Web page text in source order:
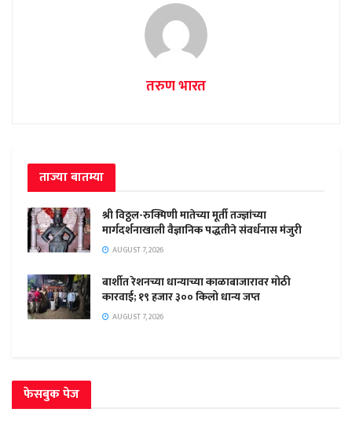
तरुण भारत
ताज्या बातम्या
श्री विठ्ठल-रुक्मिणी मातेच्या मूर्ती तज्ज्ञांच्या
मार्गदर्शनाखाली वैज्ञानिक पद्धतीने संवर्धनास मंजुरी
AUGUST 7, 2026
बार्शीत रेशनच्या धान्याच्या काळाबाजारावर मोठी
कारवाई; १९ हजार ३०० किलो धान्य जप्त
AUGUST 7, 2026
फेसबुक पेज